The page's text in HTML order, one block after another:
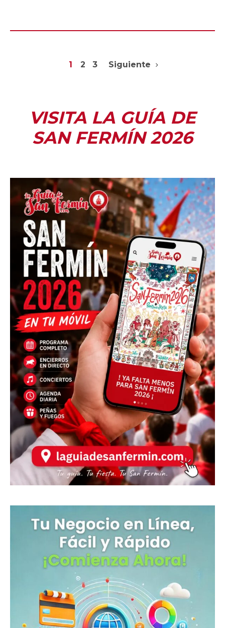
1 2 3 Siguiente
VISITA LA GUÍA DE
SAN FERMÍN 2026